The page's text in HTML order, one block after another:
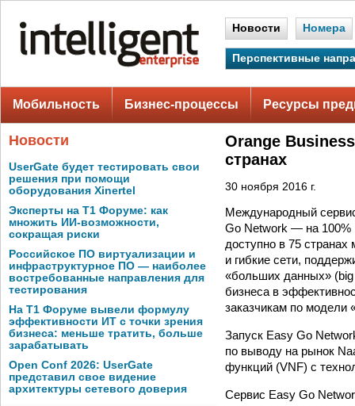
Новости Номера
Перспективные
Мобильность Бизнес-процессы Ресурсы
Новости
UserGate будет тестировать свои
решения при помощи
оборудования Xinertel
Эксперты на Т1 Форуме: как
множить ИИ-возможности,
сокращая риски
Российское ПО виртуализации и
инфраструктурное ПО — наиболее
востребованные направления для
тестирования
На Т1 Форуме вывели формулу
эффективности ИТ с точки зрения
бизнеса: меньше тратить, больше
зарабатывать
Open Conf 2026: UserGate
представил свое видение
архитектуры сетевого доверия
Orange
странах
30 ноября 2016 г.
Международный
Go Network — на 100%
доступно в 75
и гибкие сети,
«больших данных» (big
бизнеса в
заказчикам по модели
Запуск Easy Go
по выводу на рынок
функций (VNF) с
Сервис Easy Go